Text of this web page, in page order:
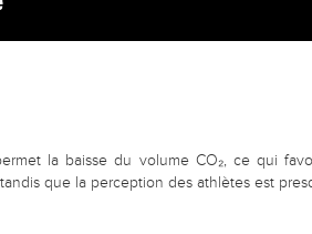
la baisse du volume CO₂, ce qui
que la perception des athlètes est